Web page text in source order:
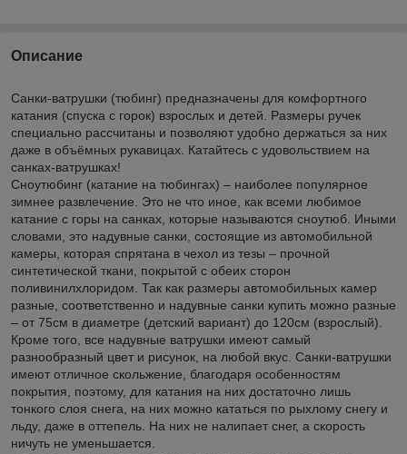
Описание
Санки-ватрушки (тюбинг) предназначены для комфортного
катания (спуска с горок) взрослых и детей. Размеры ручек
специально рассчитаны и позволяют удобно держаться за них
даже в объёмных рукавицах. Катайтесь с удовольствием на
санках-ватрушках!
Сноутюбинг (катание на тюбингах) – наиболее популярное
зимнее развлечение. Это не что иное, как всеми любимое
катание с горы на санках, которые называются сноутюб. Иными
словами, это надувные санки, состоящие из автомобильной
камеры, которая спрятана в чехол из тезы – прочной
синтетической ткани, покрытой с обеих сторон
поливинилхлоридом. Так как размеры автомобильных камер
разные, соответственно и надувные санки купить можно разные
– от 75см в диаметре (детский вариант) до 120см (взрослый).
Кроме того, все надувные ватрушки имеют самый
разнообразный цвет и рисунок, на любой вкус. Санки-ватрушки
имеют отличное скольжение, благодаря особенностям
покрытия, поэтому, для катания на них достаточно лишь
тонкого слоя снега, на них можно кататься по рыхлому снегу и
льду, даже в оттепель. На них не налипает снег, а скорость
ничуть не уменьшается.